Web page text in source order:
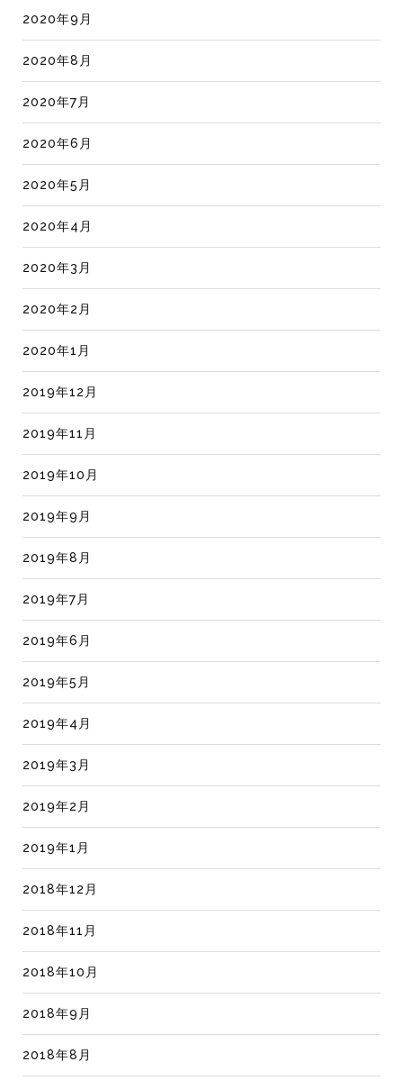
2020年9月
2020年8月
2020年7月
2020年6月
2020年5月
2020年4月
2020年3月
2020年2月
2020年1月
2019年12月
2019年11月
2019年10月
2019年9月
2019年8月
2019年7月
2019年6月
2019年5月
2019年4月
2019年3月
2019年2月
2019年1月
2018年12月
2018年11月
2018年10月
2018年9月
2018年8月